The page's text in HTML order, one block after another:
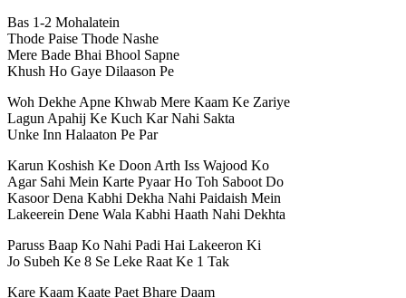
Bas 1-2 Mohalatein
Thode Paise Thode Nashe
Mere Bade Bhai Bhool Sapne
Khush Ho Gaye Dilaason Pe
Woh Dekhe Apne Khwab Mere Kaam Ke Zariye
Lagun Apahij Ke Kuch Kar Nahi Sakta
Unke Inn Halaaton Pe Par
Karun Koshish Ke Doon Arth Iss Wajood Ko
Agar Sahi Mein Karte Pyaar Ho Toh Saboot Do
Kasoor Dena Kabhi Dekha Nahi Paidaish Mein
Lakeerein Dene Wala Kabhi Haath Nahi Dekhta
Paruss Baap Ko Nahi Padi Hai Lakeeron Ki
Jo Subeh Ke 8 Se Leke Raat Ke 1 Tak
Kare Kaam Kaate Paet Bhare Daam